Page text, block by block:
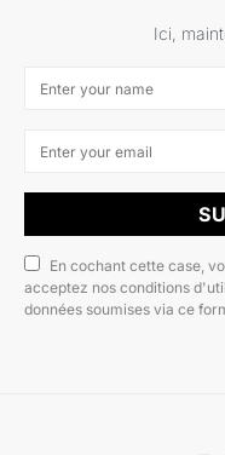
Ici,
En cochant cette case,
acceptez nos conditions
données soumises via ce